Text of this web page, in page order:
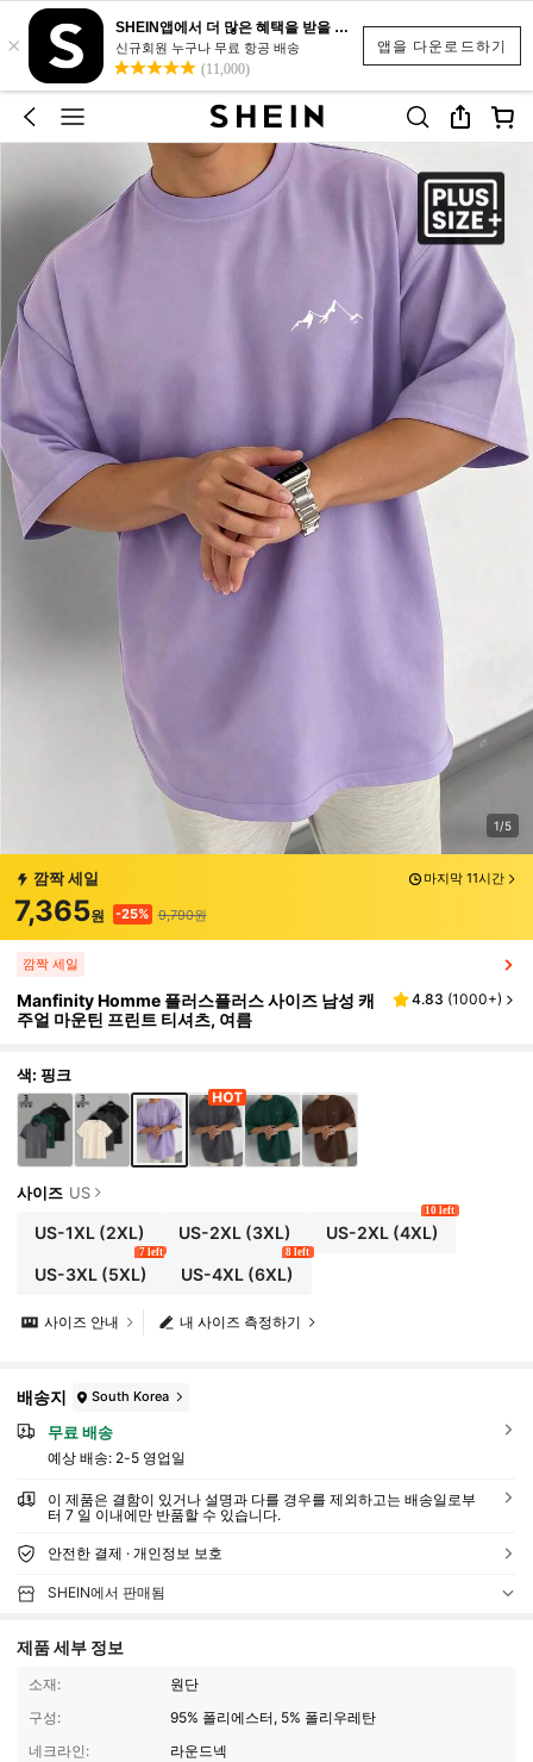
앱을 다운로드하기
×
SHEIN앱에서 더 많은 혜택을 받을 수 있어요.
신규회원 누구나 무료 항공 배송
(11,000)
1/5
깜짝 세일 마지막 11시간
7,365원 -25% 9,790원
깜짝 세일
Manfinity Homme 플러스플러스 사이즈 남성 캐
주얼 마운틴 프린트 티셔츠, 여름
4.83 (1000+)
색: 핑크
사이즈 US
US-1XL(2XL) US-2XL (3XL) US-2XL(4XL)
10 left
US-3XL(5XL)
7 left
US-4XL (6XL)
8 left
내 사이즈 측정하기
사이즈 안내
배송지 South Korea
무료 배송
예상 배송: 2-5 영업일
이 제품은 결함이 있거나 설명과 다를 경우를 제외하고는 배송일로부
터 7 일 이내에만 반품할 수 있습니다.
안전한 결제 · 개인정보 보호
SHEIN에서 판매됨
제품 세부 정보
소재:
원단
구성:
95% 폴리에스터, 5% 폴리우레탄
네크라인:
라운드넥